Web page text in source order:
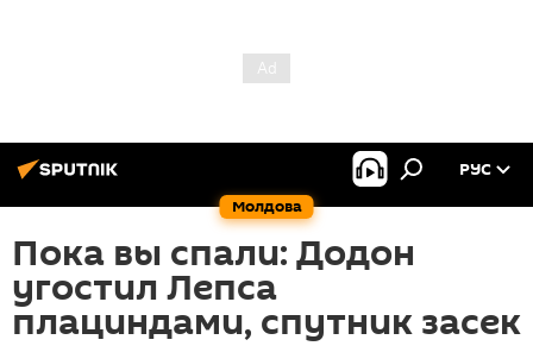
Молдова
РУС
Пока вы спали: Додон
угостил Лепса
плациндами, спутник засек